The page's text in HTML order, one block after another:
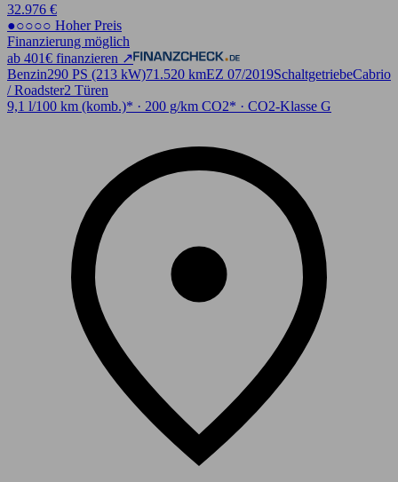
32.976 €
●○○○○ Hoher Preis
Finanzierung möglich
ab 401€ finanzieren ↗
Benzin290 PS (213 kW)71.520 kmEZ 07/2019SchaltgetriebeCabrio
/ Roadster2 Türen
9,1 l/100 km (komb.)* · 200 g/km CO2* · CO2-Klasse G